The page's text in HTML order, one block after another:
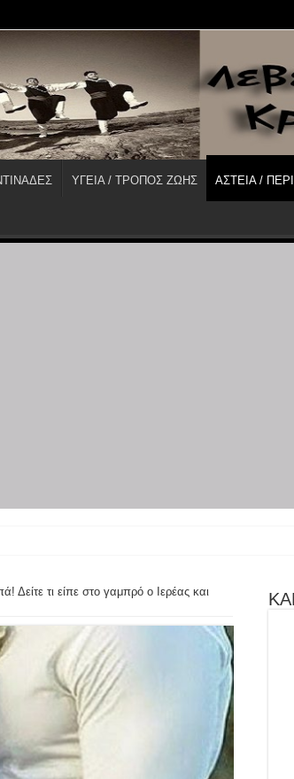
ΥΓΕΙΑ / ΤΡΟΠΟΣ ΖΩΗΣ ΑΣΤΕΙΑ /
– Οι
Δείτε τι είπε στο γαμπρό ο Ιερέας και